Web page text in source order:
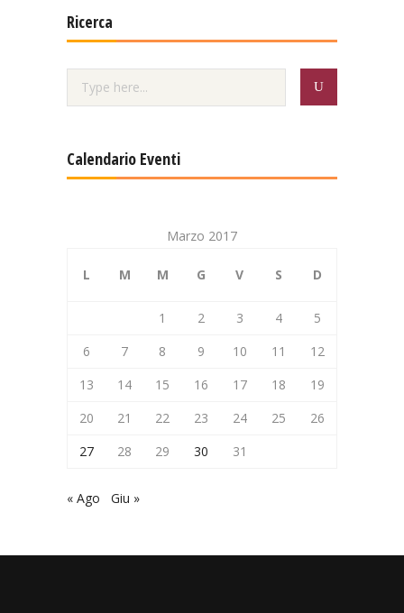
Ricerca
Calendario Eventi
Marzo 2017
L M M G V S D
1 2 3 4
5
6
7 8 9 10 11
12
13
14 15 16 17 18
19
20
21 22 23 24 25
26
27
28 29 30 31
« Ago Giu »